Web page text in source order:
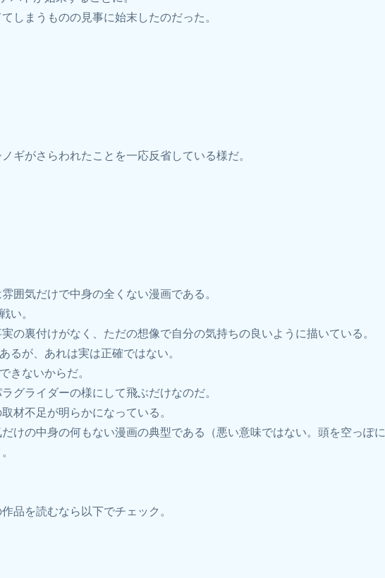
しまうものの見事に始末したのだった。
ギがさらわれたことを一応反省している様だ。
囲気だけで中身の全くない漫画である。
い。
の裏付けがなく、ただの想像で自分の気持ちの良いように描いている。
るが、あれは実は正確ではない。
きないからだ。
グライダーの様にして飛ぶだけなのだ。
材不足が明らかになっている。
けの中身の何もない漫画の典型である（悪い意味ではない。頭を空っぽに
品を読むなら以下でチェック。